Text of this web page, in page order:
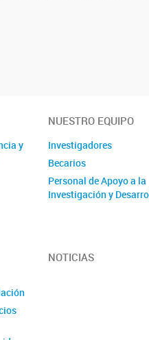
y
NUESTRO EQUIPO
Investigadores
Becarios
Personal de Apoyo a la
Investigación y
NOTICIAS